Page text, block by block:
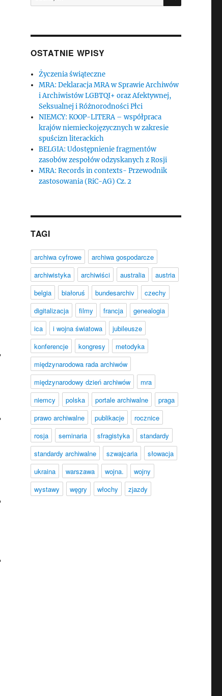
OSTATNIE WPISY
Życzenia świąteczne
MRA: Deklaracja MRA w Sprawie Archiwów
i Archiwistów LGBTQI+ oraz Afektywnej,
Seksualnej i Różnorodności Płci
NIEMCY: KOOP-LITERA – współpraca
krajów niemieckojęzycznych w zakresie
spuścizn literackich
BELGIA: Udostępnienie fragmentów
zasobów zespołów odzyskanych z Rosji
MRA: Records in contexts- Przewodnik
zastosowania (RiC-AG) Cz. 2
TAGI
archiwa cyfrowe
archiwa gospodarcze
archiwistyka
archiwiści australia
austria
belgia
białoruś bundesarchiv
czechy
digitalizacja
filmy francja
genealogia
ica
i wojna światowa
jubileusze
konferencje
kongresy
metodyka
międzynarodowa rada archiwów
międzynarodowy dzień archiwów
mra
niemcy
polska portale archiwalne
praga
prawo archiwalne
publikacje
rocznice
rosja
seminaria sfragistyka
standardy
standardy archiwalne
szwajcaria
słowacja
ukraina
warszawa wojna.
wojny
wystawy
węgry włochy zjazdy